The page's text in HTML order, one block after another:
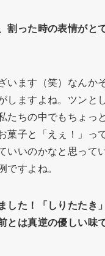
割った時の表情がと
います（笑）なんか
しますよね。ツンと
たちの中でもちょっ
菓子と「えぇ！」っ
いいのかなと思って
すよね。
した！「しりたたき
とは真逆の優しい味